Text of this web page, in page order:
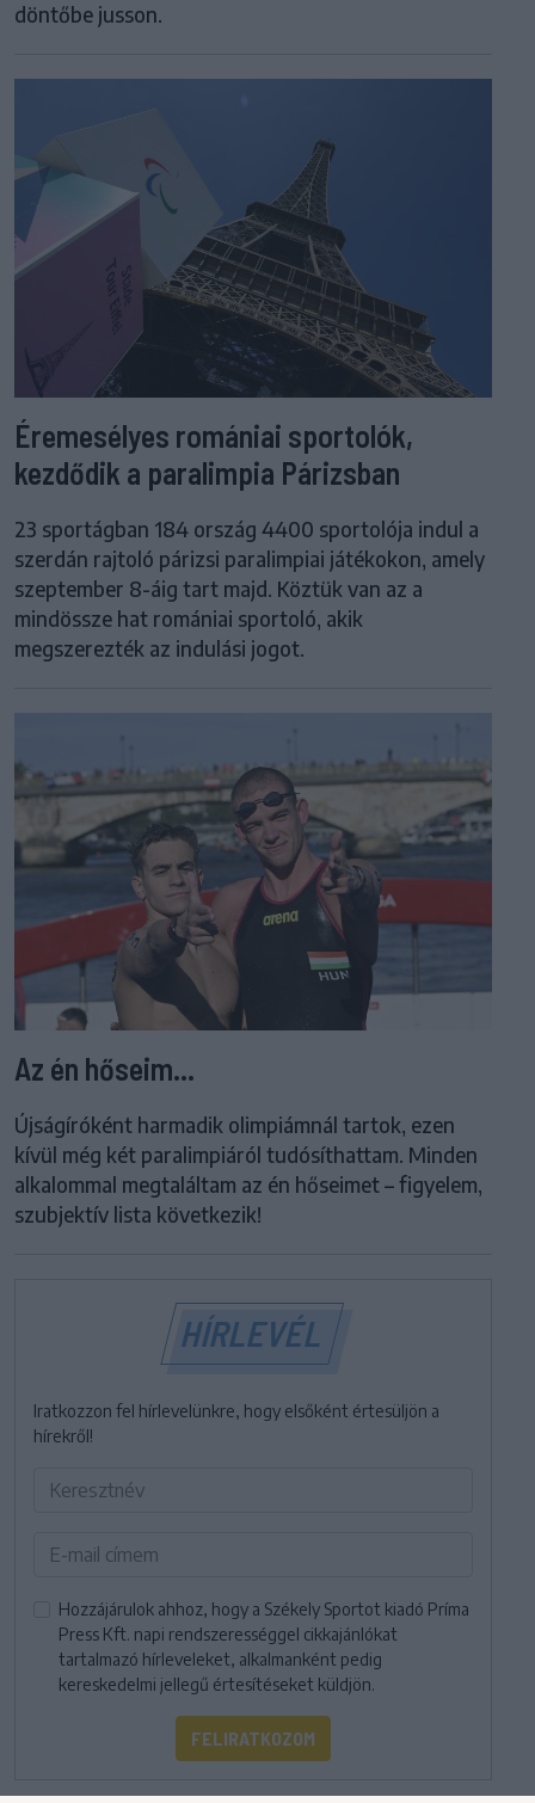
döntőbe jusson.
Éremesélyes romániai sportolók,
kezdődik a paralimpia Párizsban
23 sportágban 184 ország 4400 sportolója indul a
szerdán rajtoló párizsi paralimpiai játékokon, amely
szeptember 8-áig tart majd. Köztük van az a
mindössze hat romániai sportoló, akik
megszerezték az indulási jogot.
Az én hőseim...
Újságíróként harmadik olimpiámnál tartok, ezen
kívül még két paralimpiáról tudósíthattam. Minden
alkalommal megtaláltam az én hőseimet – figyelem,
szubjektív lista következik!
HÍRLEVÉL
Iratkozzon fel hírlevelünkre, hogy elsőként értesüljön a
hírekről!
Hozzájárulok ahhoz, hogy a Székely Sportot kiadó Príma
Press Kft. napi rendszerességgel cikkajánlókat
tartalmazó hírleveleket, alkalmanként pedig
kereskedelmi jellegű értesítéseket küldjön.
FELIRATKOZOM